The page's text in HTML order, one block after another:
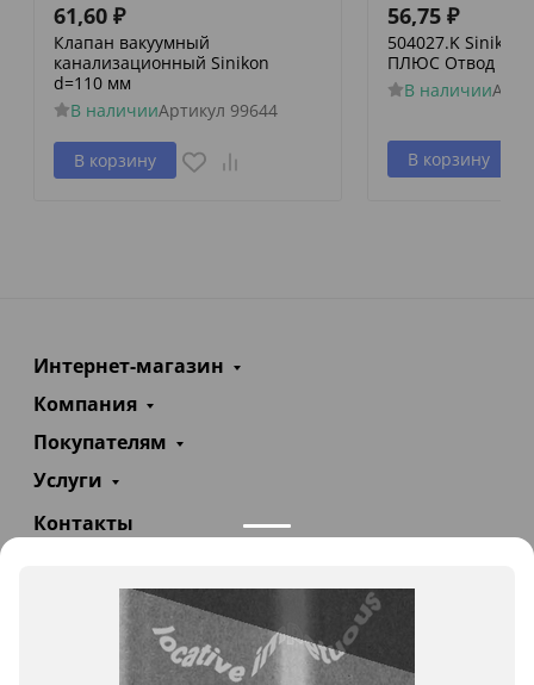
61,60 ₽
Клапан вакуумный
канализационный Sinikon
d=110 мм
В наличииАртикул 99644
В корзину
56,75 ₽
504027.K
ПЛЮС Отвод D
В наличии
В корзину
Интернет-магазин
Компания
Покупателям
Услуги
Контакты
info@teploexpert.com
Пн—Сб 09:00 – 18:00